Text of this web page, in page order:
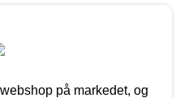
på markedet, og